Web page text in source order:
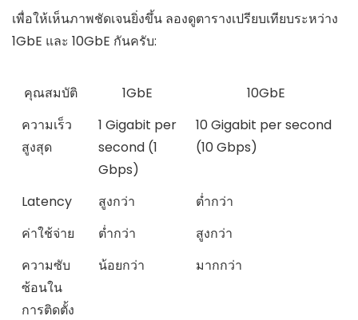
เพื่อให้เห็นภาพชัดเจนยิ่งขึ้น ลองดูตารางเปรียบเทียบระหว่าง
1GbE และ 10GbE กันครับ:
คุณสมบัติ 1GbE
10GbE
ความเร็ว
สูงสุด
1 Gigabit per
second (1
Gbps)
10 Gigabit per second
(10 Gbps)
Latency สูงกว่า
ต่ำกว่า
ค่าใช้จ่าย
ต่ำกว่า
สูงกว่า
ความซับ
ซ้อนใน
การติดตั้ง
น้อยกว่า มากกว่า